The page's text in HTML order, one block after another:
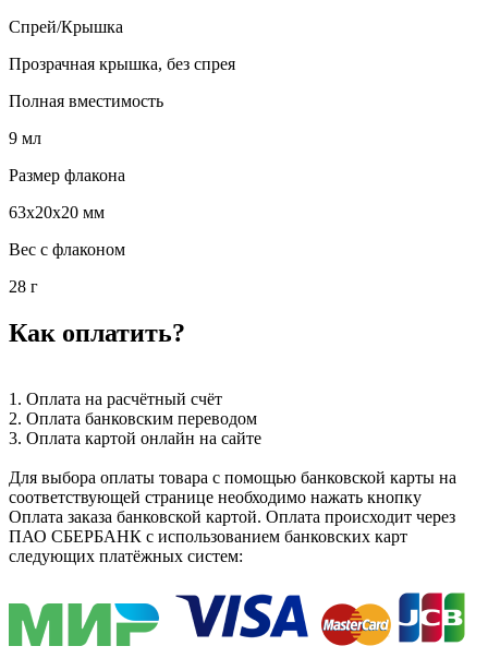
Спрей/Крышка
Прозрачная крышка, без спрея
Полная вместимость
9 мл
Размер флакона
63х20х20 мм
Вес с флаконом
28 г
Как оплатить?
1. Оплата на расчётный счёт
2. Оплата банковским переводом
3. Оплата картой онлайн на сайте
Для выбора оплаты товара с помощью банковской карты на
соответствующей странице необходимо нажать кнопку
Оплата заказа банковской картой. Оплата происходит через
ПАО СБЕРБАНК с использованием банковских карт
следующих платёжных систем: